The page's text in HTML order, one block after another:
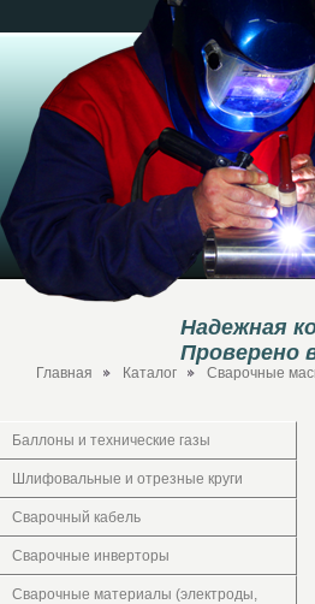
Надежная
Проверено
Главная Каталог Сварочные
Баллоны и технические газы
Шлифовальные и отрезные круги
Сварочный кабель
Сварочные инверторы
Сварочные материалы (электроды,